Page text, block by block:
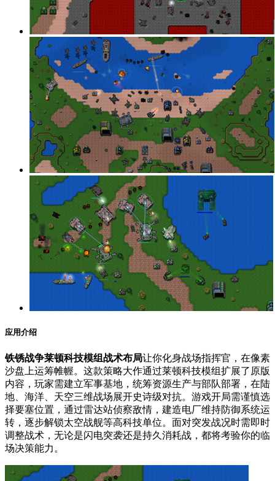
应用介绍
铁锈战争莱顿科技模组战术布局让你化身战场指挥官，在像素
沙盘上运筹帷幄。这款策略大作通过莱顿科技模组扩展了原版
内容，玩家需建立军事基地，统筹资源生产与部队部署，在陆
地、海洋、天空三维战场展开史诗级对抗。游戏开局需谨慎选
择要塞位置，通过雷达站侦察敌情，建造电厂维持防御系统运
转，逐步解锁太空战舰等高科技单位。面对突发战况时需即时
调整战术，无论是闪电突袭还是持久消耗战，都将考验你的临
场决策能力。